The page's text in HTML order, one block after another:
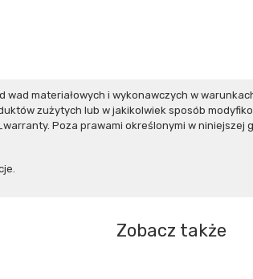
wad materiałowych i wykonawczych w
zużytych lub w jakikolwiek sposób
Poza prawami określonymi w
Zobacz także